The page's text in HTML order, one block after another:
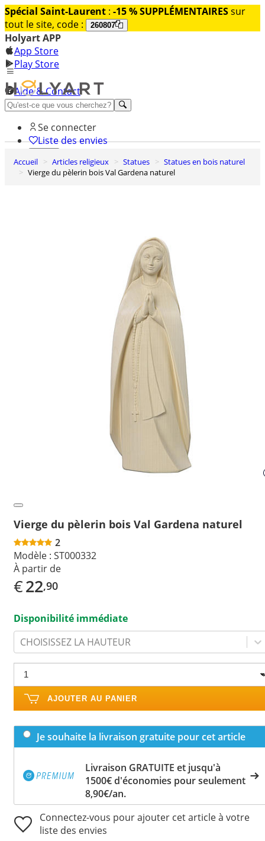
Spécial Saint-Laurent : -15 % SUPPLÉMENTAIRESsur
tout le site, code :
260807
Holyart APP
App Store
Play Store
Aide & Contact
Découvrez Premium
Se connecter
Liste des envies
0
Panier
Accueil Articles religieux Statues
Statues en bois naturel
Vierge du pèlerin bois Val Gardena naturel
Vierge du pèlerin bois Val Gardena naturel
2
Modèle : ST000332
À partir de
€22,90
Disponibilité immédiate
CHOISISSEZ LA HAUTEUR
AJOUTER AU PANIER
Je souhaite la livraison gratuite pour cet article
Livraison GRATUITE et jusqu'à
1500€ d'économies pour seulement
8,90€/an.
Connectez-vous pour ajouter cet article à votre
liste des envies